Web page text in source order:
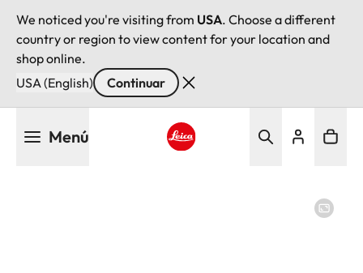
We noticed you're visiting from USA. Choose a different
country or region to view content for your location and
shop online.
USA (English)
Continuar
Menú